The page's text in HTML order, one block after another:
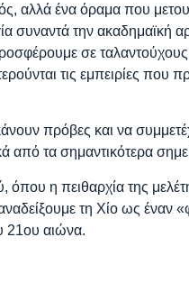
αλλά ένα όραμα που
συναντά την ακαδημαϊκή
σε
τις εμπειρίες που
πρόβες και να
από τα σημαντικότερα
όπου η πειθαρχία της
τη Χίο ως έναν
21ου αιώνα.